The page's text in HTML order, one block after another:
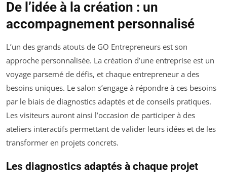
De l’idée à la création : un
accompagnement personnalisé
L’un des grands atouts de GO Entrepreneurs est son
approche personnalisée. La création d’une entreprise est un
voyage parsemé de défis, et chaque entrepreneur a des
besoins uniques. Le salon s’engage à répondre à ces besoins
par le biais de diagnostics adaptés et de conseils pratiques.
Les visiteurs auront ainsi l’occasion de participer à des
ateliers interactifs permettant de valider leurs idées et de les
transformer en projets concrets.
Les diagnostics adaptés à chaque projet